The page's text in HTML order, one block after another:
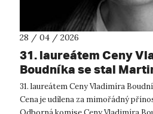
28 / 04 / 2026
31. laureátem Ceny
Boudníka se stal
31. laureátem Ceny Vladimíra
Cena je udílena za mimořádný